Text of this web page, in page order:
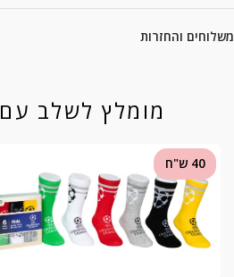
משלוחים והחזרות
מומלץ לשלב
40 ש"ח